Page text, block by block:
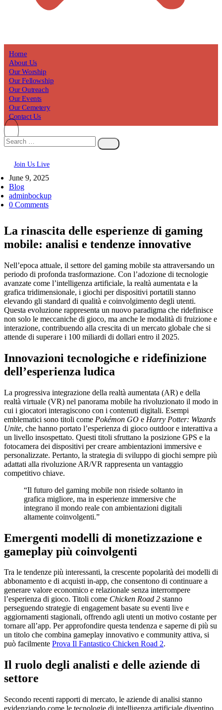
Home
About Us
Our Worship
Our Fellowship
Our Outreach
Our Events
Our Cemetery
Contact Us
Join Us Live
June 9, 2025
Blog
adminbockup
0 Comments
La rinascita delle esperienze di gaming
mobile: analisi e tendenze innovative
Nell’epoca attuale, il settore del gaming mobile sta attraversando un
periodo di profonda trasformazione. Con l’adozione di tecnologie
avanzate come l’intelligenza artificiale, la realtà aumentata e la
grafica tridimensionale, i giochi per dispositivi portatili stanno
elevando gli standard di qualità e coinvolgimento degli utenti.
Questa evoluzione rappresenta un nuovo paradigma che ridefinisce
non solo le meccaniche di gioco, ma anche le modalità di fruizione e
interazione, contribuendo alla crescita di un mercato globale che si
attende di superare i 100 miliardi di dollari entro il 2025.
Innovazioni tecnologiche e ridefinizione
dell’esperienza ludica
La progressiva integrazione della realtà aumentata (AR) e della
realtà virtuale (VR) nel panorama mobile ha rivoluzionato il modo in
cui i giocatori interagiscono con i contenuti digitali. Esempi
emblematici sono titoli come Pokémon GO e Harry Potter: Wizards
Unite, che hanno portato l’esperienza di gioco outdoor e interattiva a
un livello insospettato. Questi titoli sfruttano la posizione GPS e la
fotocamera dei dispositivi per creare ambientazioni immersive e
personalizzate. Pertanto, la strategia di sviluppo di giochi sempre più
adattati alla rivoluzione AR/VR rappresenta un vantaggio
competitivo chiave.
“Il futuro del gaming mobile non risiede soltanto in
grafica migliore, ma in esperienze immersive che
integrano il mondo reale con ambientazioni digitali
altamente coinvolgenti.”
Emergenti modelli di monetizzazione e
gameplay più coinvolgenti
Tra le tendenze più interessanti, la crescente popolarità dei modelli di
abbonamento e di acquisti in-app, che consentono di continuare a
generare valore economico e relazionale senza interrompere
l’esperienza di gioco. Titoli come Chicken Road 2 stanno
perseguendo strategie di engagement basate su eventi live e
aggiornamenti stagionali, offrendo agli utenti un motivo costante per
tornare all’app. Per approfondire questa tendenza e saperne di più su
un titolo che combina gameplay innovativo e community attiva, si
può facilmente Prova Il Fantastico Chicken Road 2.
Il ruolo degli analisti e delle aziende di
settore
Secondo recenti rapporti di mercato, le aziende di analisi stanno